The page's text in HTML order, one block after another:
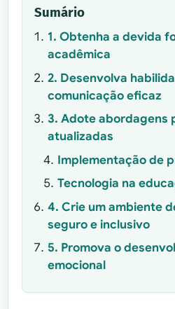
Sumário
1. Obtenha a devida
acadêmica
2. Desenvolva
comunicação eficaz
3. Adote abordagens
atualizadas
Implementação de
Tecnologia na
4. Crie um ambiente
seguro e inclusivo
5. Promova o
emocional